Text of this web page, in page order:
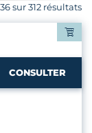
sur 312 résultats
CONSULTER